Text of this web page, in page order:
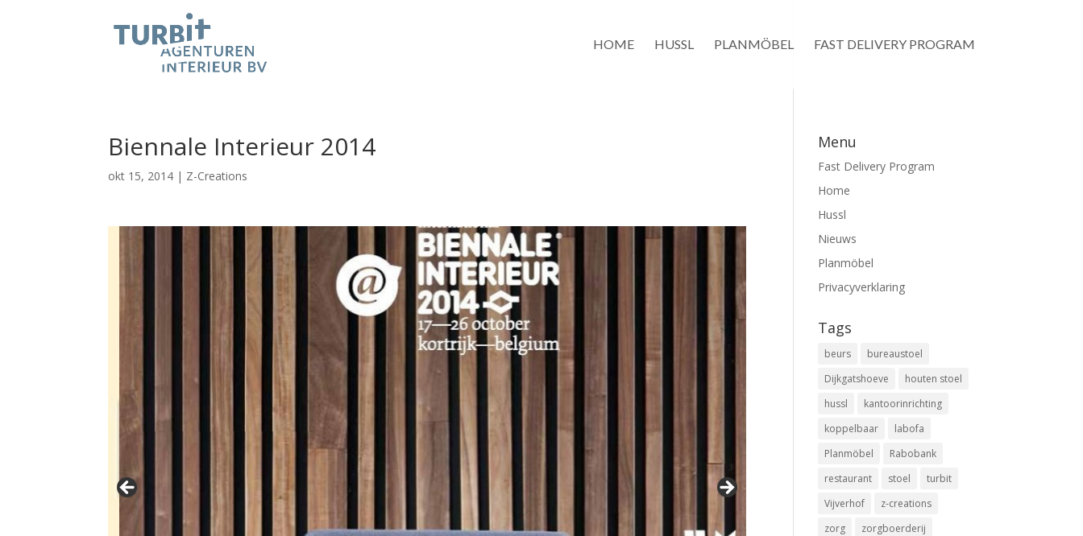
HOME HUSSL PLANMÖBEL FAST DELIVERY PROGRAM
Biennale Interieur 2014
okt 15, 2014 | Z-Creations
Menu
Fast Delivery Program
Home
Hussl
Nieuws
Planmöbel
Privacyverklaring
Tags
beurs
bureaustoel
Dijkgatshoeve
houten stoel
hussl
kantoorinrichting
koppelbaar
labofa
Planmöbel
Rabobank
restaurant
stoel
turbit
Vijverhof
z-creations
zorg
zorgboerderij